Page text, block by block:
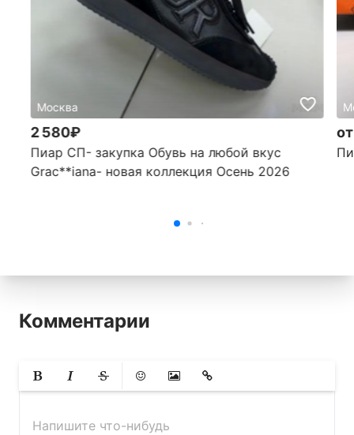
Москва
2 580₽
Пиар СП- закупка Обувь на любой вкус
Grac**iana- новая коллекция Осень 2026
Комментарии
ЖирныйКурсивЗачеркнутый
СмайликиВставить изображение
Вставить ссылку
Напишите что-нибудь